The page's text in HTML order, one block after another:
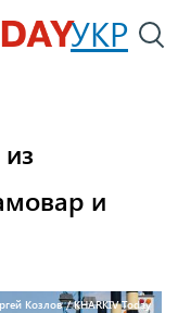
УКР
и
Козлов / KHARKIV Today